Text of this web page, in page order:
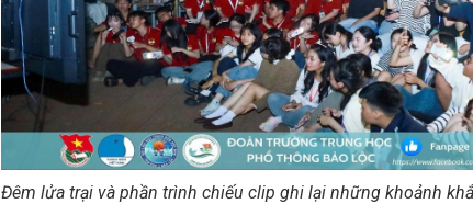
Đêm lửa trại và phần trình chiếu clip ghi lại những khoảnh